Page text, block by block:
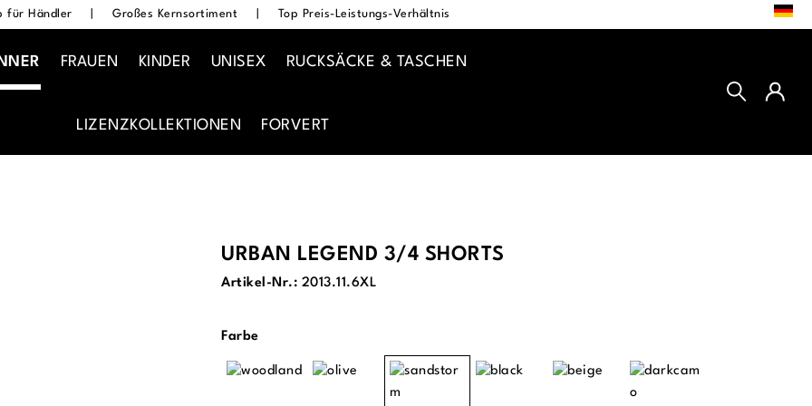
für Händler Großes Kernsortiment Top Preis-Leistungs-Verhältnis
FRAUEN KINDER UNISEX RUCKSÄCKE & TASCHEN
LIZENZKOLLEKTIONEN FORVERT
URBAN LEGEND 3/4 SHORTS
Artikel-Nr.: 2013.11.6XL
Farbeauswählen